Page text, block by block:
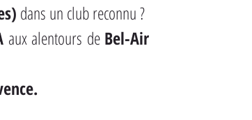
dans un club reconnu ?
aux alentours de Bel-Air